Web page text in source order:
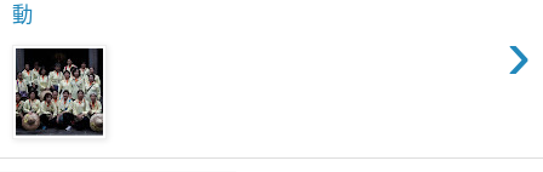
動
›